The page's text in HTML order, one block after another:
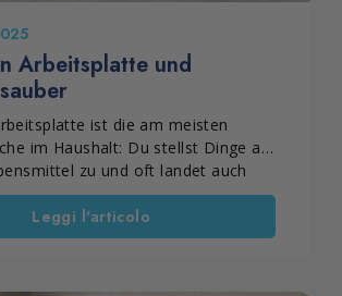
Arbeitsplatte und
ist die am meisten
im Haushalt: Du stellst Dinge ab,
zu und oft landet auch
das beim Kochen „daneben geht“.
Wenn du nicht regelmäßig reinigst,
Fettfilm, Schlieren, Flecken und
Leggi l'articolo